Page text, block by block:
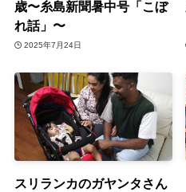
歳〜糸島新聞暑中号「こぼ
れ話」〜
2025年7月24日
スリランカのガヤンタさん